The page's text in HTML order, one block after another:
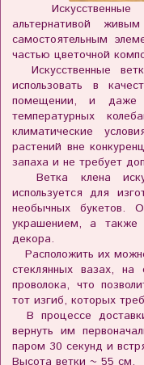
Искусственные
альтернативой
самостоятельным
частью цветочной
Искусственные
использовать в
помещении, и
температурных
климатические
растений вне
запаха и не требует
Ветка клена
используется для
необычных букетов.
украшением, а также
декора.
Расположить их
стеклянных вазах, на
проволока, что
тот изгиб, которых
В процессе
вернуть им
паром 30 секунд и